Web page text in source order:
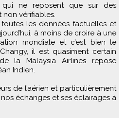
qui ne reposent que sur des
vérifiables.
les données factuelles et
à moins de croire à une
mondiale et c’est bien le
il est quasiment certain
la Malaysia Airlines repose
Indien.
de l’aérien et particulièrement
échanges et ses éclairages à